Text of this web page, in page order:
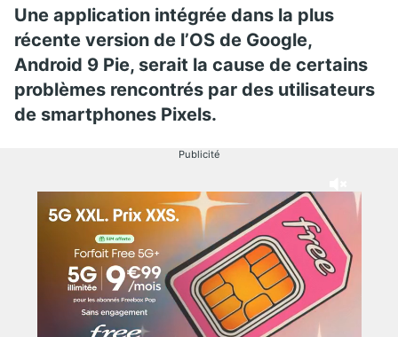
Une application intégrée dans la plus
récente version de l’OS de Google,
Android 9 Pie, serait la cause de certains
problèmes rencontrés par des utilisateurs
de smartphones Pixels.
Publicité